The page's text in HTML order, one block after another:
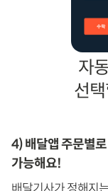
자
선
4) 배달앱 주문별
가능해요!